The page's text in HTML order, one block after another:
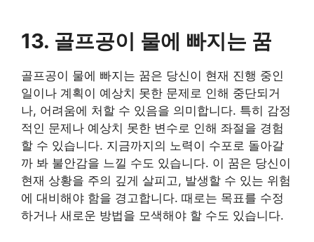
​13. 골프공이 물에 빠지는 꿈
​골프공이 물에 빠지는 꿈은 당신이 현재 진행 중인
일이나 계획이 예상치 못한 문제로 인해 중단되거
나, 어려움에 처할 수 있음을 의미합니다. 특히 감정
적인 문제나 예상치 못한 변수로 인해 좌절을 경험
할 수 있습니다. 지금까지의 노력이 수포로 돌아갈
까 봐 불안감을 느낄 수도 있습니다. 이 꿈은 당신이
현재 상황을 주의 깊게 살피고, 발생할 수 있는 위험
에 대비해야 함을 경고합니다. 때로는 목표를 수정
하거나 새로운 방법을 모색해야 할 수도 있습니다.